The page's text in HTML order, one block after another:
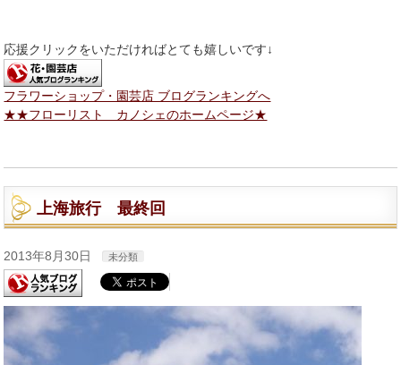
応援クリックをいただければとても嬉しいです↓
フラワーショップ・園芸店 ブログランキングへ
★★フローリスト カノシェのホームページ★
上海旅行 最終回
2013年8月30日 未分類